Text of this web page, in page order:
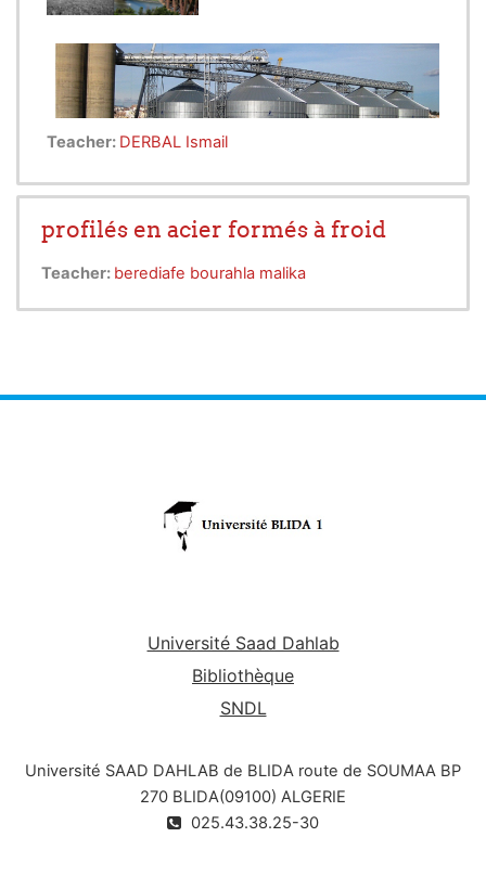
L’objectif de ce module est l’introduction à la
construction métalliques et mixtes et ce, par l’étude
Teacher: DERBAL Ismail
profilés en acier formés à froid
Teacher: berediafe bourahla malika
Université Saad Dahlab
Bibliothèque
SNDL
Université SAAD DAHLAB de BLIDA route de SOUMAA BP
270 BLIDA(09100) ALGERIE
025.43.38.25-30